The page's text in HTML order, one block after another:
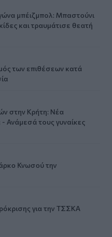
μπέιζμπολ: Μπαστούνι
και τραυμάτισε θεατή
των επιθέσεων κατά
στην Κρήτη: Νέα
Ανάμεσά τους γυναίκες
Κνωσού την
για την ΤΣΣΚΑ